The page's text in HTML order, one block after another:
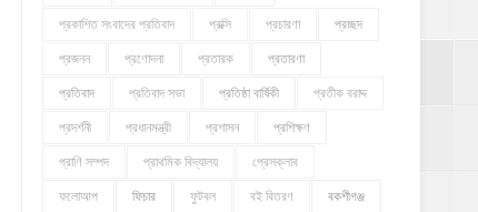
প্রকাশিত সংবাদের প্রতিবাদ প্রক্সি প্রচারণা প্রচ্ছদ
প্রজনন প্রণোদনা প্রতারক প্রতারণা
প্রতিবাদ প্রতিবাদ সভা প্রতিষ্ঠা বার্ষিকী প্রতীক বরাদ্দ
প্রদর্শনী প্রধানমন্ত্রী প্রশাসন প্রশিক্ষণ
প্রাণি সম্পদ প্রাথমিক বিদ্যালয় প্রেসক্লাব
ফলোআপ ফিচার ফুটবল বই বিতরণ বকশীগঞ্জ